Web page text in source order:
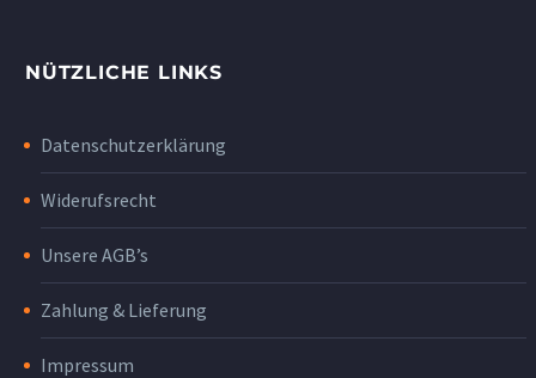
NÜTZLICHE LINKS
Datenschutzerklärung
Widerufsrecht
Unsere AGB’s
Zahlung & Lieferung
Impressum